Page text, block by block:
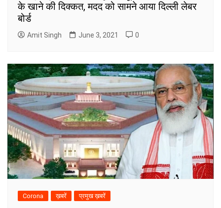
के खाने की दिक्कत, मदद को सामने आया दिल्ली लेबर
बोर्ड
Amit Singh June 3, 2021 0
Corona ख़बरें प्रमुख ख़बरें